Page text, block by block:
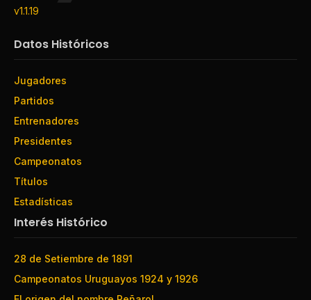
v1.1.19
Datos Históricos
Jugadores
Partidos
Entrenadores
Presidentes
Campeonatos
Títulos
Estadísticas
Interés Histórico
28 de Setiembre de 1891
Campeonatos Uruguayos 1924 y 1926